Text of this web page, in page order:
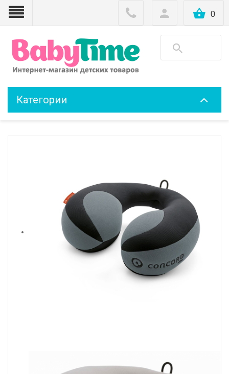
0
Категории